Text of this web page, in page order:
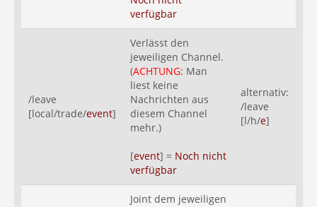
verfügbar
/leave
[local/trade/event]
Verlässt den
jeweiligen Channel.
(ACHTUNG: Man
liest keine
Nachrichten aus
diesem Channel
mehr.)
[event] = Noch nicht
verfügbar
alternativ:
/leave
[l/h/e]
Joint dem jeweiligen